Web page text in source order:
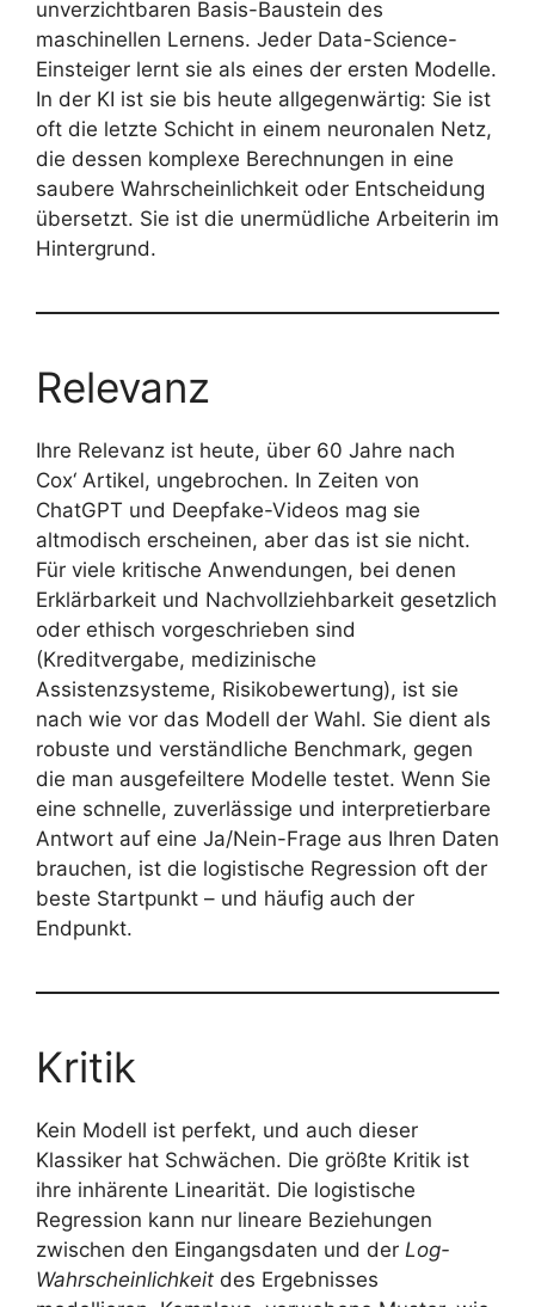
unverzichtbaren Basis-Baustein des
maschinellen Lernens. Jeder Data-Science-
Einsteiger lernt sie als eines der ersten Modelle.
In der KI ist sie bis heute allgegenwärtig: Sie ist
oft die letzte Schicht in einem neuronalen Netz,
die dessen komplexe Berechnungen in eine
saubere Wahrscheinlichkeit oder Entscheidung
übersetzt. Sie ist die unermüdliche Arbeiterin im
Hintergrund.
Relevanz
Ihre Relevanz ist heute, über 60 Jahre nach
Cox‘ Artikel, ungebrochen. In Zeiten von
ChatGPT und Deepfake-Videos mag sie
altmodisch erscheinen, aber das ist sie nicht.
Für viele kritische Anwendungen, bei denen
Erklärbarkeit und Nachvollziehbarkeit gesetzlich
oder ethisch vorgeschrieben sind
(Kreditvergabe, medizinische
Assistenzsysteme, Risikobewertung), ist sie
nach wie vor das Modell der Wahl. Sie dient als
robuste und verständliche Benchmark, gegen
die man ausgefeiltere Modelle testet. Wenn Sie
eine schnelle, zuverlässige und interpretierbare
Antwort auf eine Ja/Nein-Frage aus Ihren Daten
brauchen, ist die logistische Regression oft der
beste Startpunkt – und häufig auch der
Endpunkt.
Kritik
Kein Modell ist perfekt, und auch dieser
Klassiker hat Schwächen. Die größte Kritik ist
ihre inhärente Linearität. Die logistische
Regression kann nur lineare Beziehungen
zwischen den Eingangsdaten und der Log-
Wahrscheinlichkeit des Ergebnisses